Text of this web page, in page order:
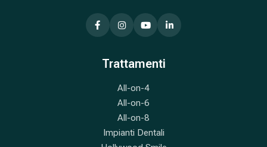
Trattamenti
All-on-4
All-on-6
All-on-8
Impianti Dentali